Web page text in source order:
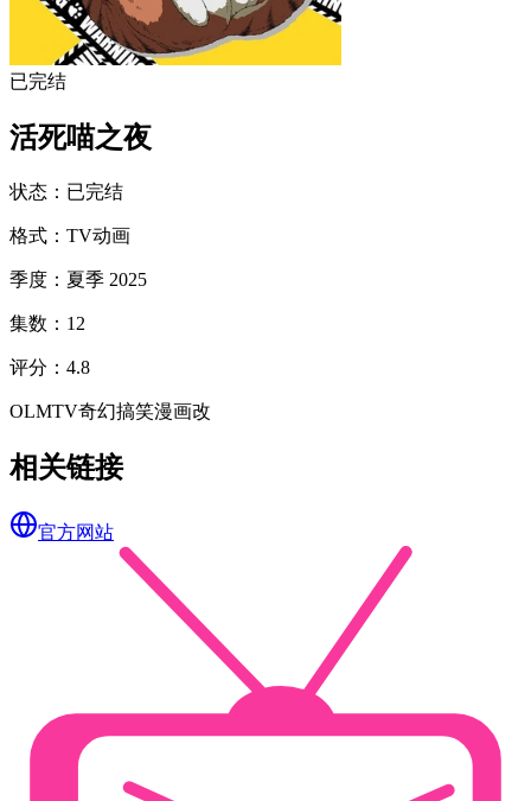
已完结
活死喵之夜
状态 ： 已完结
格式 ： TV动画
季度 ： 夏季 2025
集数 ： 12
评分 ： 4.8
OLMTV奇幻搞笑漫画改
相关链接
官方网站